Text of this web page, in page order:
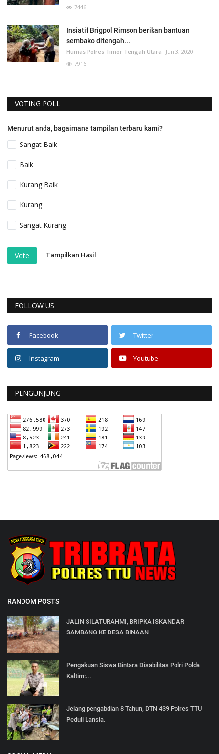
7446
Insiatif Brigpol Rimson berikan bantuan
sembako ditengah...
Humas Polres Timor Tengah Utara
Jun 3, 2020
7916
VOTING POLL
Menurut anda, bagaimana tampilan terbaru kami?
Sangat Baik
Baik
Kurang Baik
Kurang
Sangat Kurang
Vote Tampilkan Hasil
FOLLOW US
Facebook Twitter
Instagram Youtube
PENGUNJUNG
RANDOM POSTS
JALIN SILATURAHMI, BRIPKA ISKANDAR
SAMBANG KE DESA BINAAN
Pengakuan Siswa Bintara Disabilitas Polri Polda
Kaltim:...
Jelang pengabdian 8 Tahun, DTN 439 Polres TTU
Peduli Lansia.